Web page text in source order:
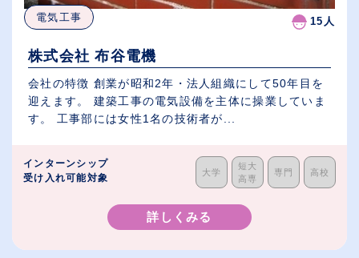
電気工事 15人
株式会社 布谷電機
会社の特徴 創業が昭和2年・法人組織にして50年目を
迎えます。 建築工事の電気設備を主体に操業していま
す。 工事部には女性1名の技術者が...
インターンシップ
受け入れ可能対象
大学
短大
高専
専門 高校
詳しくみる